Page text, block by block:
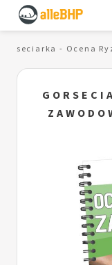
Gorseciarka - Ocena